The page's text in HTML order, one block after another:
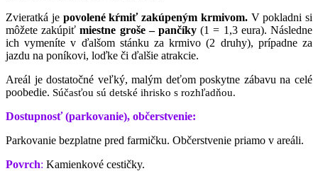
Zvieratká je povolené kŕmiť zakúpeným krmivom.V pokladni si
môžete zakúpiťmiestne groše – pančíky (1 = 1,3 eura). Následne
ich vymeníte v ďalšom stánku za krmivo (2 druhy), prípadne za
jazdu na poníkovi, loďke či ďalšie atrakcie.
Areál je dostatočné veľký, malým deťom poskytne zábavu na celé
poobedie. Súčasťou sú detské ihrisko s rozhľadňou.
Dostupnosť (parkovanie), občerstvenie:
Parkovanie bezplatne pred farmičku. Občerstvenie priamo v areáli.
Povrch: Kamienkové cestičky.